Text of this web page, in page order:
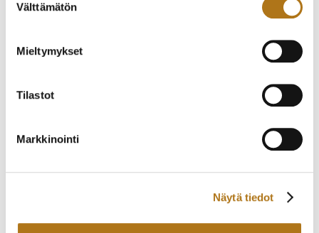
valinta
Välttämätön
Mieltymykset
Tilastot
Markkinointi
Näytä tiedot
ROBERT FRAME-001
ZENITH-007 BILLODES
390,00€